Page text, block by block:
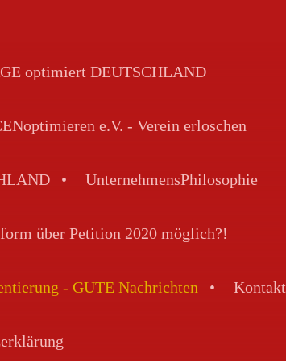
optimiert DEUTSCHLAND
e.V. - Verein erloschen
UnternehmensPhilosophie
über Petition 2020 möglich?!
- GUTE Nachrichten Kontakt